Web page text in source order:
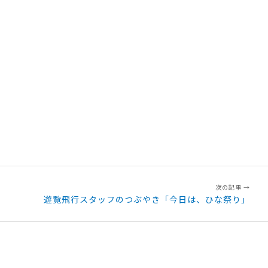
遊覧飛行スタッフのつぶやき「今日は、ひな祭り」